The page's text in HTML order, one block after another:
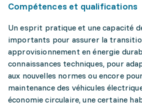
Compétences et qualifications
Un esprit pratique et une capacité
importants pour assurer la
approvisionnement en énergie
connaissances techniques, pour
aux nouvelles normes ou encore
maintenance des véhicules
économie circulaire, une certaine